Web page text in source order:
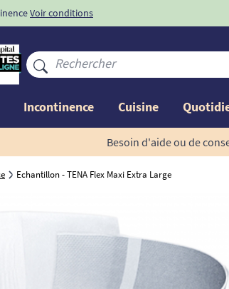
Voir conditions
Incontinence Cuisine
Besoin d'aide ou de
Echantillon - TENA Flex Maxi Extra Large